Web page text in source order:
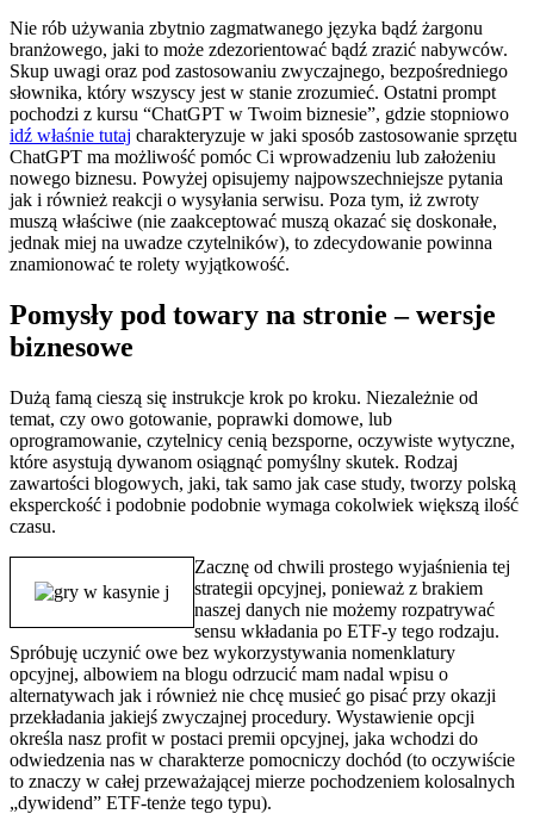
Nie rób używania zbytnio zagmatwanego języka bądź żargonu
branżowego, jaki to może zdezorientować bądź zrazić nabywców.
Skup uwagi oraz pod zastosowaniu zwyczajnego, bezpośredniego
słownika, który wszyscy jest w stanie zrozumieć. Ostatni prompt
pochodzi z kursu “ChatGPT w Twoim biznesie”, gdzie stopniowo
idź właśnie tutaj charakteryzuje w jaki sposób zastosowanie sprzętu
ChatGPT ma możliwość pomóc Ci wprowadzeniu lub założeniu
nowego biznesu. Powyżej opisujemy najpowszechniejsze pytania
jak i również reakcji o wysyłania serwisu. Poza tym, iż zwroty
muszą właściwe (nie zaakceptować muszą okazać się doskonałe,
jednak miej na uwadze czytelników), to zdecydowanie powinna
znamionować te rolety wyjątkowość.
Pomysły pod towary na stronie – wersje
biznesowe
Dużą famą cieszą się instrukcje krok po kroku. Niezależnie od
temat, czy owo gotowanie, poprawki domowe, lub
oprogramowanie, czytelnicy cenią bezsporne, oczywiste wytyczne,
które asystują dywanom osiągnąć pomyślny skutek. Rodzaj
zawartości blogowych, jaki, tak samo jak case study, tworzy polską
eksperckość i podobnie podobnie wymaga cokolwiek większą ilość
czasu.
Zacznę od chwili prostego wyjaśnienia tej
strategii opcyjnej, ponieważ z brakiem
naszej danych nie możemy rozpatrywać
sensu wkładania po ETF-y tego rodzaju.
Spróbuję uczynić owe bez wykorzystywania nomenklatury
opcyjnej, albowiem na blogu odrzucić mam nadal wpisu o
alternatywach jak i również nie chcę musieć go pisać przy okazji
przekładania jakiejś zwyczajnej procedury. Wystawienie opcji
określa nasz profit w postaci premii opcyjnej, jaka wchodzi do
odwiedzenia nas w charakterze pomocniczy dochód (to oczywiście
to znaczy w całej przeważającej mierze pochodzeniem kolosalnych
„dywidend” ETF-tenże tego typu).